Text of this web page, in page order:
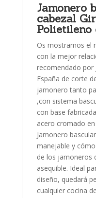
Jamonero
cabezal
Polietileno
Os mostramos el
con la mejor
recomendado por
España de corte
jamonero tanto
,con sistema
con base
acero cromado
Jamonero
manejable y
de los jamoneros
asequible. Ideal
diseño, quedará
cualquier cocina